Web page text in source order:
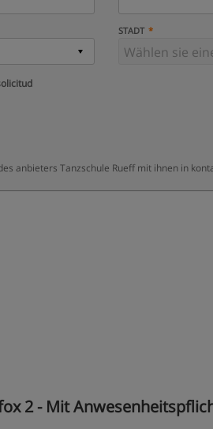
STADT
anbieters Tanzschule Rueff mit ihnen in
2 - Mit